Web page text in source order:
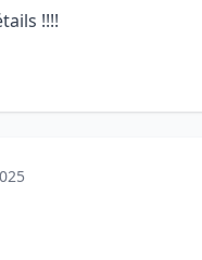
!!!!